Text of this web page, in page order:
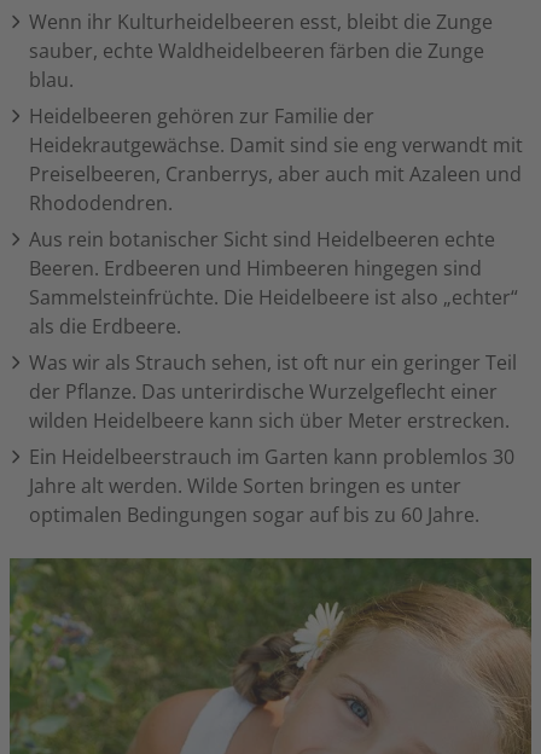
Wenn ihr Kulturheidelbeeren esst, bleibt die Zunge
sauber, echte Waldheidelbeeren färben die Zunge
blau.
Heidelbeeren gehören zur Familie der
Heidekrautgewächse. Damit sind sie eng verwandt mit
Preiselbeeren, Cranberrys, aber auch mit Azaleen und
Rhododendren.
Aus rein botanischer Sicht sind Heidelbeeren echte
Beeren. Erdbeeren und Himbeeren hingegen sind
Sammelsteinfrüchte. Die Heidelbeere ist also „echter“
als die Erdbeere.
Was wir als Strauch sehen, ist oft nur ein geringer Teil
der Pflanze. Das unterirdische Wurzelgeflecht einer
wilden Heidelbeere kann sich über Meter erstrecken.
Ein Heidelbeerstrauch im Garten kann problemlos 30
Jahre alt werden. Wilde Sorten bringen es unter
optimalen Bedingungen sogar auf bis zu 60 Jahre.